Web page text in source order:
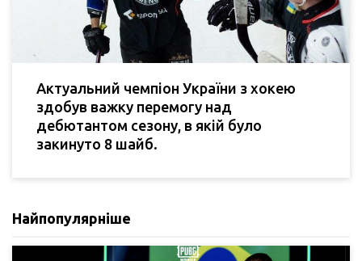
Актуальний чемпіон України з хокею
здобув важку перемогу над
дебютантом сезону, в якій було
закинуто 8 шайб.
Найпопулярніше